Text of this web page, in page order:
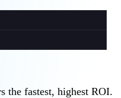
the fastest, highest ROI.